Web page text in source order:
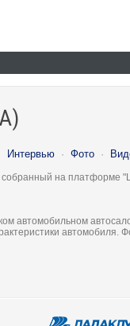
Интервью · Фото ·
на платформе
автомобильном